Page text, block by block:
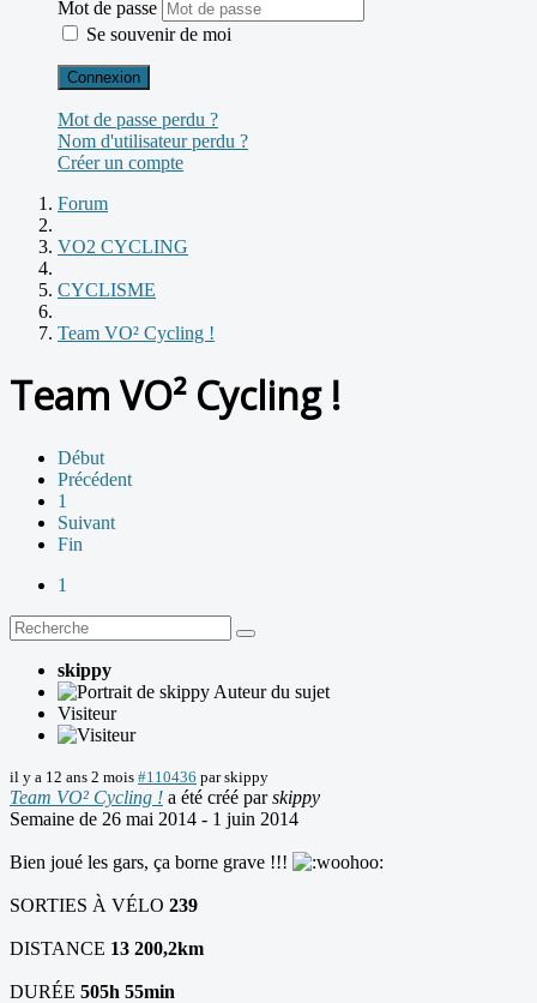
Mot de passe
Se souvenir de moi
Connexion
Mot de passe perdu ?
Nom d'utilisateur perdu ?
Créer un compte
Forum
VO2 CYCLING
CYCLISME
Team VO² Cycling !
Team VO² Cycling !
Début
Précédent
1
Suivant
Fin
1
skippy
Auteur du sujet
Visiteur
il y a 12 ans 2 mois #110436 parskippy
Team VO² Cycling ! a été créé parskippy
Semaine de 26 mai 2014 - 1 juin 2014
Bien joué les gars, ça borne grave !!!
SORTIES À VÉLO 239
DISTANCE 13 200,2km
DURÉE 505h 55min